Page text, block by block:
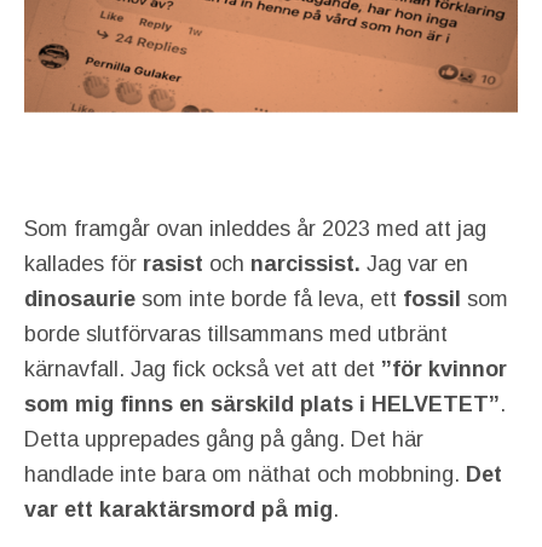
Som framgår ovan inleddes år 2023 med att jag
kallades för rasist och narcissist. Jag var en
dinosaurie som inte borde få leva, ett fossil som
borde slutförvaras tillsammans med utbränt
kärnavfall. Jag fick också vet att det ”för kvinnor
som mig finns en särskild plats i HELVETET”.
Detta upprepades gång på gång. Det här
handlade inte bara om näthat och mobbning. Det
var ett karaktärsmord på mig.